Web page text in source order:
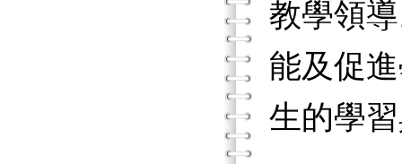
教學領
能及促
生的學